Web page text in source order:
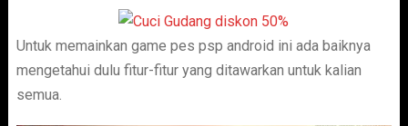
Untuk memainkan game pes psp android ini ada baiknya
mengetahui dulu fitur-fitur yang ditawarkan untuk kalian
semua.